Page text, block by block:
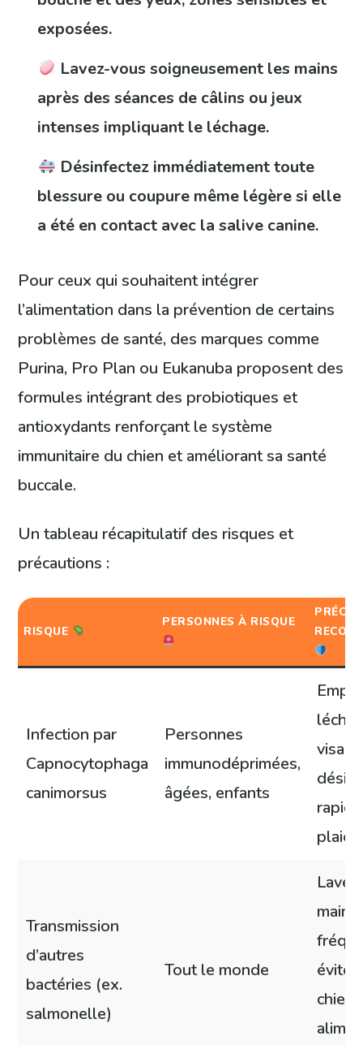
exposées.
Lavez-vous soigneusement les mains
après des séances de câlins ou jeux
intenses impliquant le léchage.
Désinfectez immédiatement toute
blessure ou coupure même légère si elle
a été en contact avec la salive canine.
Pour ceux qui souhaitent intégrer
l’alimentation dans la prévention de certains
problèmes de santé, des marques comme
Purina, Pro Plan ou Eukanuba proposent des
formules intégrant des probiotiques et
antioxydants renforçant le système
immunitaire du chien et améliorant sa santé
buccale.
Un tableau récapitulatif des risques et
précautions :
RISQUE
PERSONNES À RISQUE
Infection par
Capnocytophaga
canimorsus
Personnes
immunodéprimées,
âgées, enfants
plaies
Transmission
d’autres
bactéries (ex.
salmonelle)
Tout le monde
Laver
mains
éviter
chien